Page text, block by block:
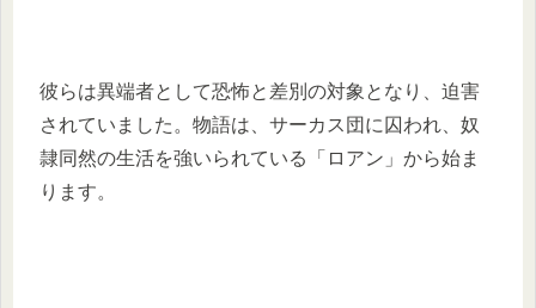
彼らは異端者として恐怖と差別の対象となり、迫害
されていました。物語は、サーカス団に囚われ、奴
隷同然の生活を強いられている「ロアン」から始ま
ります。